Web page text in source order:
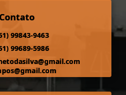
Contato
99843-9463
99689-5986